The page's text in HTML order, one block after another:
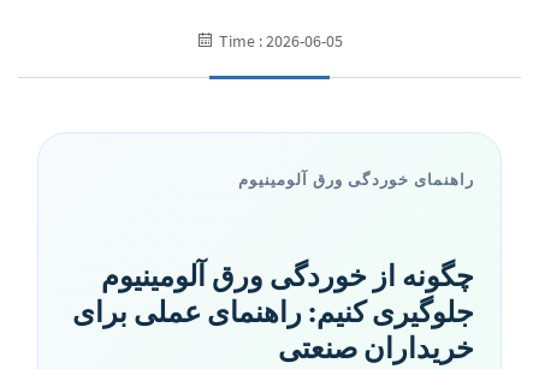
Time : 2026-06-05
راهنمای خوردگی ورق آلومینیوم
چگونه از خوردگی ورق آلومینیوم
جلوگیری کنیم: راهنمای عملی برای
خریداران صنعتی